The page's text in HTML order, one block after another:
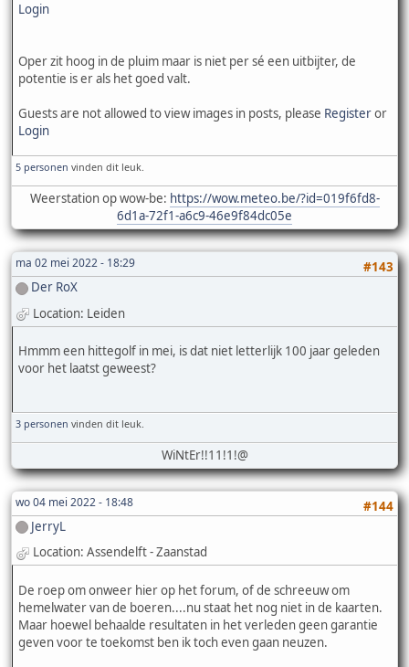
Login
Oper zit hoog in de pluim maar is niet per sé een uitbijter, de
potentie is er als het goed valt.
Guests are not allowed to view images in posts, please Registeror
Login
5 personen vinden dit leuk.
Weerstation op wow-be: https://wow.meteo.be/?id=019f6fd8-
6d1a-72f1-a6c9-46e9f84dc05e
ma 02 mei 2022 - 18:29
#143
Der RoX
Location: Leiden
Hmmm een hittegolf in mei, is dat niet letterlijk 100 jaar geleden
voor het laatst geweest?
3 personen vinden dit leuk.
WiNtEr!!11!1!@
wo 04 mei 2022 - 18:48
#144
JerryL
Location: Assendelft - Zaanstad
De roep om onweer hier op het forum, of de schreeuw om
hemelwater van de boeren....nu staat het nog niet in de kaarten.
Maar hoewel behaalde resultaten in het verleden geen garantie
geven voor te toekomst ben ik toch even gaan neuzen.